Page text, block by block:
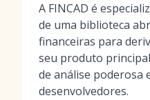
A FINCAD é
de uma biblioteca
financeiras para
seu produto
de análise poderosa
desenvolvedores.